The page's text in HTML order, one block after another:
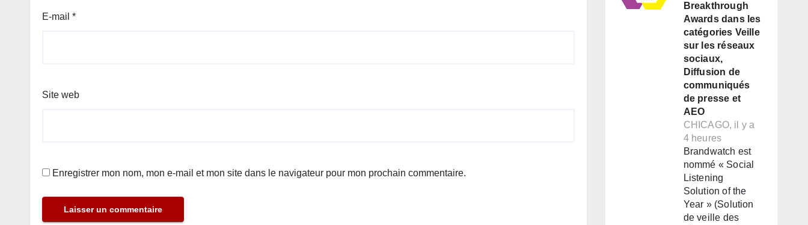
E-mail *
Site web
Enregistrer mon nom, mon e-mail et mon site dans le navigateur pour mon prochain commentaire.
Breakthrough
Awards dans les
catégories Veille
sur les réseaux
sociaux,
Diffusion de
communiqués
de presse et
AEO
CHICAGO, il y a
4 heures
Brandwatch est
nommé « Social
Listening
Solution of the
Year » (Solution
de veille des